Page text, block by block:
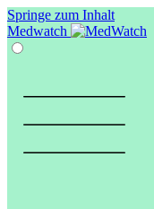
Springe zum Inhalt
Medwatch